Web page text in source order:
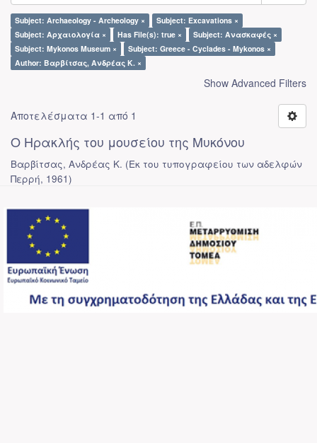
Subject: Archaeology - Archeology ×
Subject: Excavations ×
Subject: Αρχαιολογία ×
Has File(s): true ×
Subject: Ανασκαφές ×
Subject: Mykonos Museum ×
Subject: Greece - Cyclades - Mykonos ×
Author: Βαρβίτσας, Ανδρέας Κ. ×
Show Advanced Filters
Αποτελέσματα 1-1 από 1
Ο Ηρακλής του μουσείου της Μυκόνου
Βαρβίτσας, Ανδρέας Κ. (Εκ του τυπογραφείου των αδελφών
Περρή, 1961)